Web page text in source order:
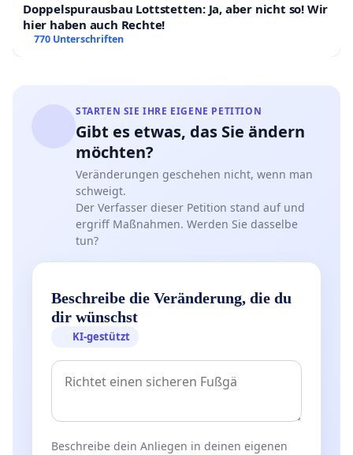
Doppelspurausbau Lottstetten: Ja, aber nicht so! Wir
hier haben auch Rechte!
770 Unterschriften
STARTEN SIE IHRE EIGENE PETITION
Gibt es etwas, das Sie ändern
möchten?
Veränderungen geschehen nicht, wenn man
schweigt.
Der Verfasser dieser Petition stand auf und
ergriff Maßnahmen. Werden Sie dasselbe
tun?
Beschreibe die Veränderung, die du
dir wünschst
KI-gestützt
Beschreibe dein Anliegen in deinen eigenen